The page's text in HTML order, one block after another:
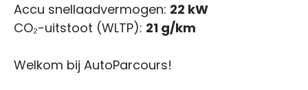
Accu snellaadvermogen: 22 kW
CO₂-uitstoot (WLTP): 21 g/km
Welkom bij AutoParcours!